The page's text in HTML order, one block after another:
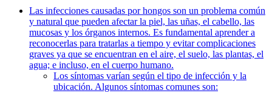
Las infecciones causadas por hongos son un problema común
y natural que pueden afectar la piel, las uñas, el cabello, las
mucosas y los órganos internos. Es fundamental aprender a
reconocerlas para tratarlas a tiempo y evitar complicaciones
graves ya que se encuentran en el aire, el suelo, las plantas, el
agua; e incluso, en el cuerpo humano.
Los síntomas varían según el tipo de infección y la
ubicación. Algunos síntomas comunes son: